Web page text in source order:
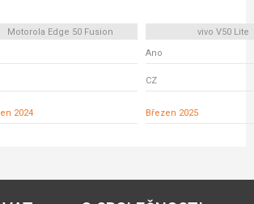
Motorola Edge 50 Fusion
vivo V50 Lite
Ano
CZ
2024 Březen 2025